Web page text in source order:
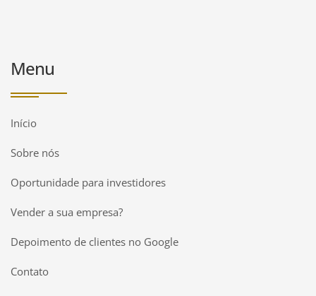
Menu
Início
Sobre nós
Oportunidade para investidores
Vender a sua empresa?
Depoimento de clientes no Google
Contato